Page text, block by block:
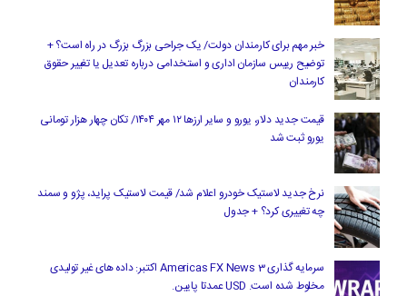
خبر مهم برای کارمندان دولت/ یک جراحی بزرگ بزرگ در راه است؟ +
توضیح رییس سازمان اداری و استخدامی درباره تعدیل یا تغییر حقوق
کارمندان
قیمت جدید دلار، یورو و سایر ارزها ۱۲ مهر ۱۴۰۴/ تکان چهار هزار تومانی
یورو ثبت شد
نرخ جدید لاستیک خودرو اعلام شد/ قیمت لاستیک پراید، پژو و سمند
چه تغییری کرد؟ + جدول
سرمایه گذاری Americas FX News 3 اکتبر: داده های غیر تولیدی
مخلوط شده است. USD عمدتا پایین.